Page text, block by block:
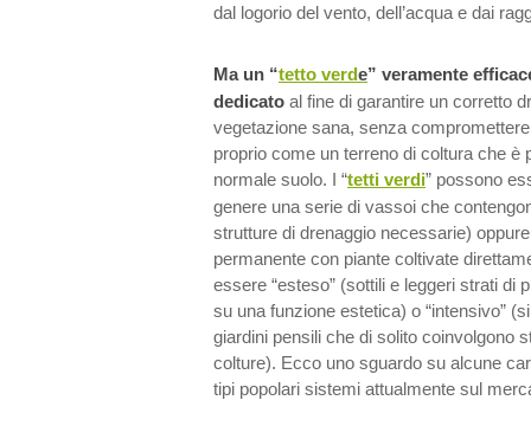
dal logorio del vento, dell’acqua e dai
Ma un “tetto verde” veramente
dedicato al fine di garantire un corretto
vegetazione sana, senza
proprio come un terreno di coltura che è
normale suolo. I “tetti verdi” possono
genere una serie di vassoi che
strutture di drenaggio necessarie)
permanente con piante coltivate
essere “esteso” (sottili e leggeri strati di
su una funzione estetica) o “intensivo”
giardini pensili che di solito coinvolgono
colture). Ecco uno sguardo su alcune
tipi popolari sistemi attualmente sul